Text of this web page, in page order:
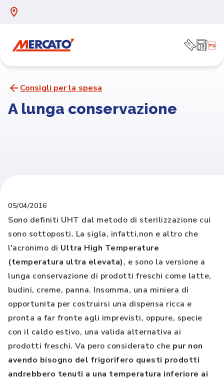
Consigli per la spesa
A lunga conservazione
05/04/2016
Sono definiti UHT dal metodo di sterilizzazione cui
sono sottoposti. La sigla, infatti,non e altro che
l'acronimo di Ultra High Temperature
(temperatura ultra elevata), e sono la versione a
lunga conservazione di prodotti freschi come latte,
budini, creme, panna. Insomma, una miniera di
opportunita per costruirsi una dispensa ricca e
pronta a far fronte agli imprevisti, oppure, specie
con il caldo estivo, una valida alternativa ai
prodotti freschi. Va pero considerato che pur non
avendo bisogno del frigorifero questi prodotti
andrebbero tenuti a una temperatura inferiore ai